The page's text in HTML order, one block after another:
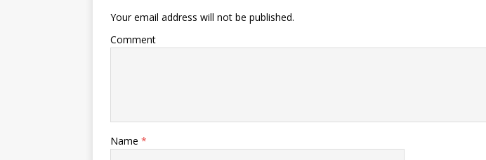
Your email address will not be published.
Comment
Name *